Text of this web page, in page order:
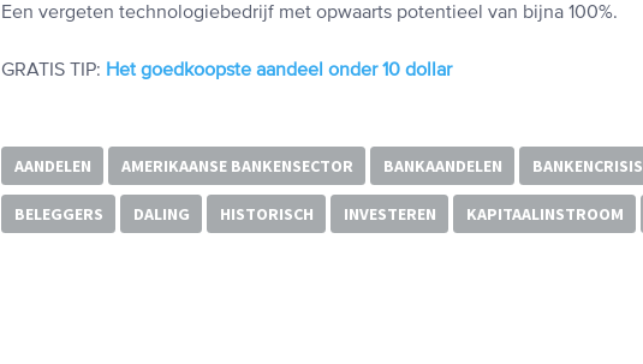
Een vergeten technologiebedrijf met opwaarts potentieel van bijna 100%.
GRATIS TIP: Het goedkoopste aandeel onder 10 dollar
AANDELEN AMERIKAANSE BANKENSECTOR BANKAANDELEN BANKENCRISIS
BELEGGERS DALING HISTORISCH INVESTEREN KAPITAALINSTROOM